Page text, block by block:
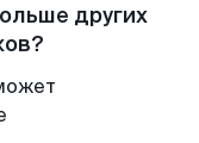
других